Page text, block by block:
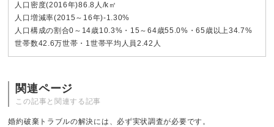
人口密度(2016年)86.8人/k㎡
人口増減率(2015～16年)-1.30%
人口構成の割合0～14歳10.3%・15～64歳55.0%・65歳以上34.7%
世帯数42.6万世帯・1世帯平均人員2.42人
関連ページ
この記事と関連する記事
婚約破棄トラブルの解決には、必ず実状調査が必要です。